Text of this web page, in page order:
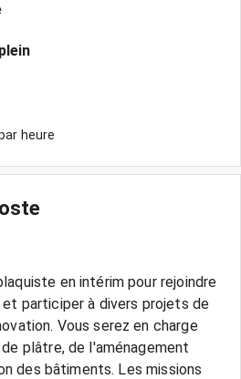
heure
en intérim pour rejoindre
et participer à divers projets de
Vous serez en charge
plâtre, de l'aménagement
des bâtiments. Les missions